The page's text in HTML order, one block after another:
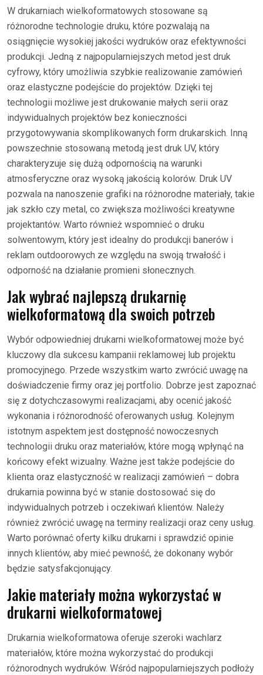
W drukarniach wielkoformatowych stosowane są
różnorodne technologie druku, które pozwalają na
osiągnięcie wysokiej jakości wydruków oraz efektywności
produkcji. Jedną z najpopularniejszych metod jest druk
cyfrowy, który umożliwia szybkie realizowanie zamówień
oraz elastyczne podejście do projektów. Dzięki tej
technologii możliwe jest drukowanie małych serii oraz
indywidualnych projektów bez konieczności
przygotowywania skomplikowanych form drukarskich. Inną
powszechnie stosowaną metodą jest druk UV, który
charakteryzuje się dużą odpornością na warunki
atmosferyczne oraz wysoką jakością kolorów. Druk UV
pozwala na nanoszenie grafiki na różnorodne materiały, takie
jak szkło czy metal, co zwiększa możliwości kreatywne
projektantów. Warto również wspomnieć o druku
solwentowym, który jest idealny do produkcji banerów i
reklam outdoorowych ze względu na swoją trwałość i
odporność na działanie promieni słonecznych.
Jak wybrać najlepszą drukarnię
wielkoformatową dla swoich potrzeb
Wybór odpowiedniej drukarni wielkoformatowej może być
kluczowy dla sukcesu kampanii reklamowej lub projektu
promocyjnego. Przede wszystkim warto zwrócić uwagę na
doświadczenie firmy oraz jej portfolio. Dobrze jest zapoznać
się z dotychczasowymi realizacjami, aby ocenić jakość
wykonania i różnorodność oferowanych usług. Kolejnym
istotnym aspektem jest dostępność nowoczesnych
technologii druku oraz materiałów, które mogą wpłynąć na
końcowy efekt wizualny. Ważne jest także podejście do
klienta oraz elastyczność w realizacji zamówień – dobra
drukarnia powinna być w stanie dostosować się do
indywidualnych potrzeb i oczekiwań klientów. Należy
również zwrócić uwagę na terminy realizacji oraz ceny usług.
Warto porównać oferty kilku drukarni i sprawdzić opinie
innych klientów, aby mieć pewność, że dokonany wybór
będzie satysfakcjonujący.
Jakie materiały można wykorzystać w
drukarni wielkoformatowej
Drukarnia wielkoformatowa oferuje szeroki wachlarz
materiałów, które można wykorzystać do produkcji
różnorodnych wydruków. Wśród najpopularniejszych podłoży